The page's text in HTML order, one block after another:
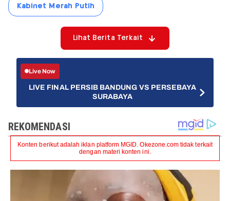
Kabinet Merah Putih
Lihat Berita Terkait
Live Now
LIVE FINAL PERSIB BANDUNG VS PERSEBAYA
SURABAYA